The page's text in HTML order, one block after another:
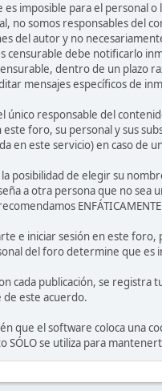
es imposible para el personal
no somos responsables del
del autor y no
censurable debe notificarlo
dentro de un plazo
mensajes específicos de
único responsable del
este foro, su personal y sus
en este servicio) en caso de
posibilidad de elegir su
a otra persona que no sea
e iniciar sesión en este
del foro determine que es
cada publicación, se registra
este acuerdo.
que el software coloca una
SÓLO se utiliza para